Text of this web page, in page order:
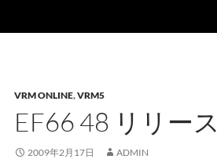
VRM ONLINE,VRM5
EF66 48 リリース
2009年2月17日 ADMIN